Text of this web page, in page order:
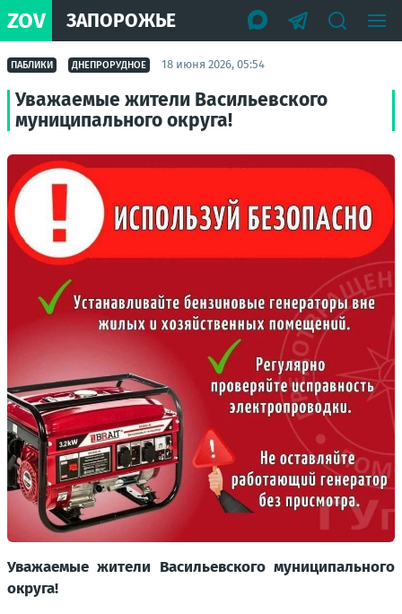
ZOV ЗАПОРОЖЬЕ
ПАБЛИКИ ДНЕПРОРУДНОЕ 18 июня 2026, 05:54
Уважаемые жители Васильевского
муниципального округа!
Уважаемые жители Васильевского муниципального
округа!